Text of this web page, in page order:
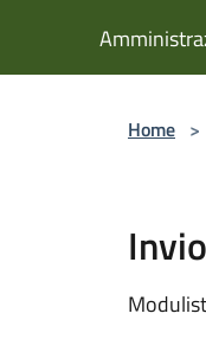
Home >